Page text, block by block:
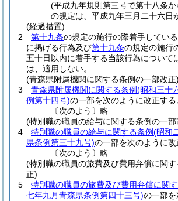
(平成九年規則第三号で第十八条
の規定は、平成九年三月二十六日
(経過措置)
2
第十九条の規定の施行の際着手してい
に掲げる行為及び第十九条の規定の施行
五十日以内に着手する当該行為について
は、適用しない。
(青森県附属機関に関する条例の一部改正)
3
青森県附属機関に関する条例(昭和三十
例第十四号)の一部を次のように改正する
〔次のよう〕略
(特別職の職員の給与に関する条例の一部
4
特別職の職員の給与に関する条例(昭和
県条例第三十九号)の一部を次のように改
〔次のよう〕略
(特別職の職員の旅費及び費用弁償に関
正)
5
特別職の職員の旅費及び費用弁償に関
七年九月青森県条例第四十三号)の一部